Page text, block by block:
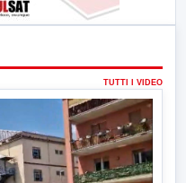
TUTTI I VIDEO